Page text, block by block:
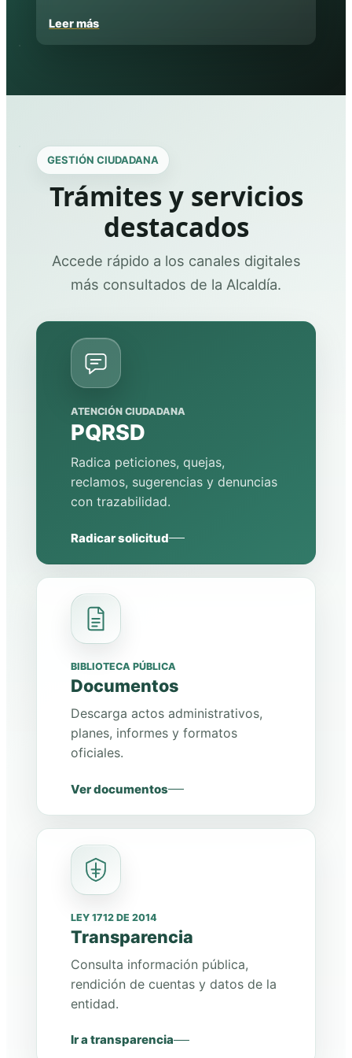
Leer más
GESTIÓN CIUDADANA
Trámites y servicios
destacados
Accede rápido a los canales digitales
más consultados de la Alcaldía.
ATENCIÓN CIUDADANA
PQRSD
Radica peticiones, quejas,
reclamos, sugerencias y denuncias
con trazabilidad.
Radicar solicitud
BIBLIOTECA PÚBLICA
Documentos
Descarga actos administrativos,
planes, informes y formatos
oficiales.
Ver documentos
LEY 1712 DE 2014
Transparencia
Consulta información pública,
rendición de cuentas y datos de la
entidad.
Ir a transparencia